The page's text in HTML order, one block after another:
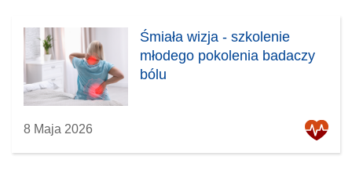
Śmiała wizja - szkolenie
młodego pokolenia badaczy
bólu
8 Maja 2026